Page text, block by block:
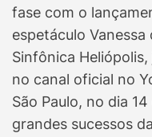
fase com o
espetáculo
Sinfônica
no canal oficial no
São Paulo, no dia
grandes sucessos